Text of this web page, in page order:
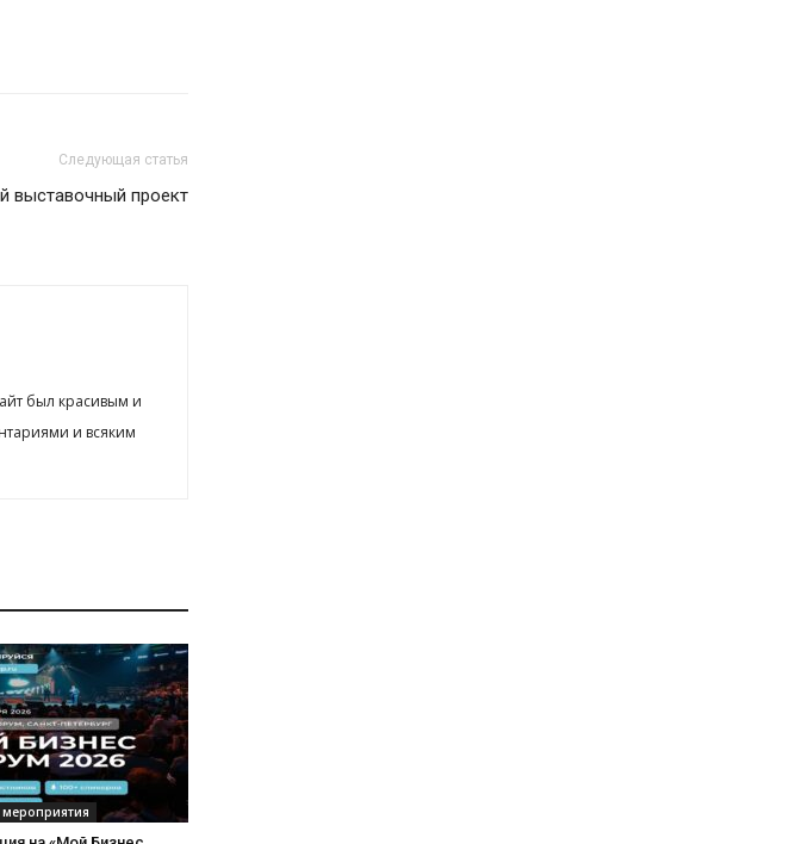
Следующая статья
выставочный проект
был красивым и
и всяким
мероприятия